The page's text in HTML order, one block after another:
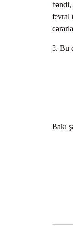
bəndi,
fevral
3. Bu
Bakı
№